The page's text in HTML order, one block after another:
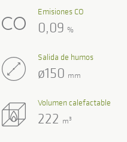
Emisiones CO
0,09 %
Volumen calefactable
222 m3
Salida de humos
ø150 mm